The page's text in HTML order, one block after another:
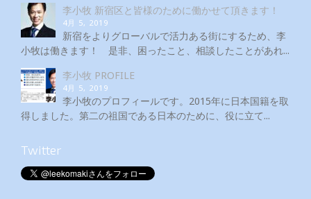
李小牧 新宿区と皆様のために働かせて頂きます！
4月 5, 2019
新宿をよりグローバルで活力ある街にするため、李
小牧は働きます！ 是非、困ったこと、相談したことがあれ...
李小牧 PROFILE
4月 5, 2019
李小牧のプロフィールです。2015年に日本国籍を取
得しました。第二の祖国である日本のために、役に立て...
Twitter